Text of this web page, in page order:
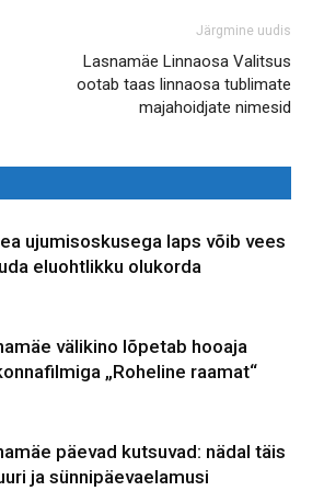
Järgmine uudis
Lasnamäe Linnaosa Valitsus
ootab taas linnaosa tublimate
majahoidjate nimesid
ujumisoskusega laps võib vees
eluohtlikku olukorda
välikino lõpetab hooaja
„Roheline raamat“
päevad kutsuvad: nädal täis
ja sünnipäevaelamusi